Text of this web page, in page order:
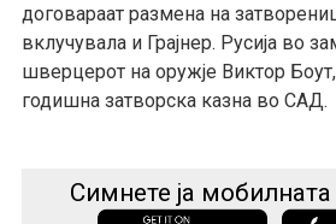
договараат размена на
вклучувала и Грајнер. Русија во
шверцерот на оружје Виктор
годишна затворска казна во САД.
Симнете ја мобилната